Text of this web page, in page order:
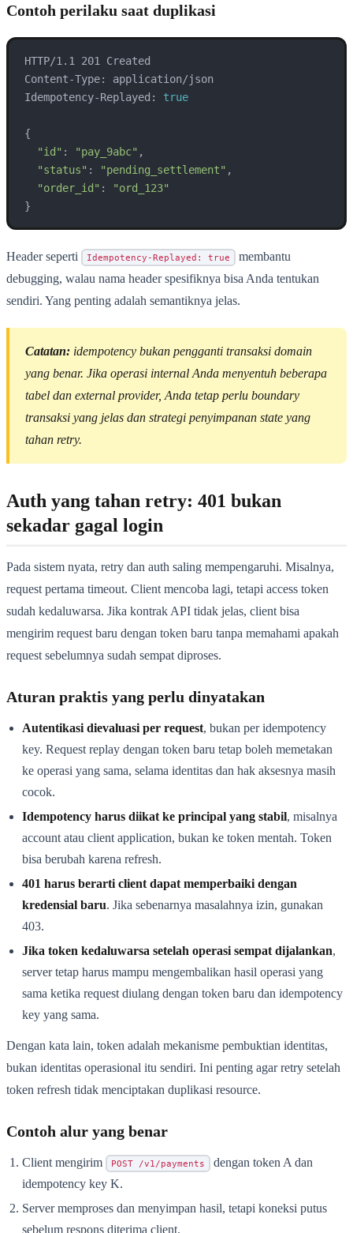
Contoh perilaku saat duplikasi
HTTP/1.1 201 Created
Content-Type: application/json
Idempotency-Replayed: true
{
"id" : "pay_9abc" ,
"status" : "pending_settlement" ,
"order_id" :
"ord_123"
}
Header seperti Idempotency-Replayed: true
membantu
debugging, walau nama header spesifiknya bisa Anda tentukan
sendiri. Yang penting adalah semantiknya jelas.
Catatan: idempotency bukan pengganti transaksi domain
yang benar. Jika operasi internal Anda menyentuh beberapa
tabel dan external provider, Anda tetap perlu boundary
transaksi yang jelas dan strategi penyimpanan state yang
tahan retry.
Auth yang tahan retry: 401 bukan
sekadar gagal login
Pada sistem nyata, retry dan auth saling mempengaruhi. Misalnya,
request pertama timeout. Client mencoba lagi, tetapi access token
sudah kedaluwarsa. Jika kontrak API tidak jelas, client bisa
mengirim request baru dengan token baru tanpa memahami apakah
request sebelumnya sudah sempat diproses.
Aturan praktis yang perlu dinyatakan
Autentikasi dievaluasi per request, bukan per idempotency
key. Request replay dengan token baru tetap boleh memetakan
ke operasi yang sama, selama identitas dan hak aksesnya masih
cocok.
Idempotency harus diikat ke principal yang stabil, misalnya
account atau client application, bukan ke token mentah. Token
bisa berubah karena refresh.
401 harus berarti client dapat memperbaiki dengan
kredensial baru. Jika sebenarnya masalahnya izin, gunakan
403.
Jika token kedaluwarsa setelah operasi sempat dijalankan,
server tetap harus mampu mengembalikan hasil operasi yang
sama ketika request diulang dengan token baru dan idempotency
key yang sama.
Dengan kata lain, token adalah mekanisme pembuktian identitas,
bukan identitas operasional itu sendiri. Ini penting agar retry setelah
token refresh tidak menciptakan duplikasi resource.
Contoh alur yang benar
Client mengirim POST /v1/payments
dengan token A dan
idempotency key K.
Server memproses dan menyimpan hasil, tetapi koneksi putus
sebelum respons diterima client.